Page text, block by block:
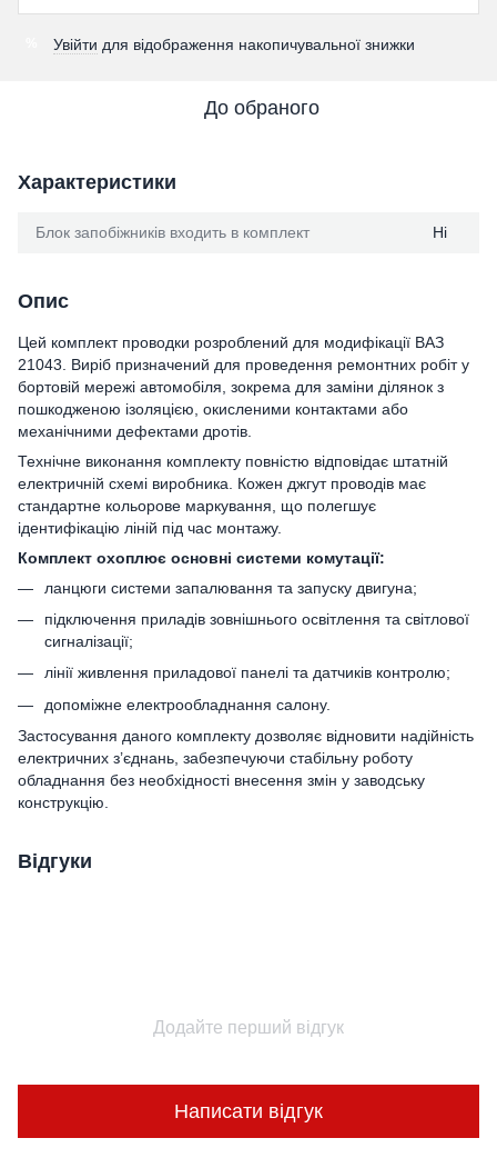
Увійти для відображення накопичувальної знижки
До обраного
Характеристики
Блок запобіжників входить в комплект Ні
Опис
Цей комплект проводки розроблений для модифікації ВАЗ
21043. Виріб призначений для проведення ремонтних робіт у
бортовій мережі автомобіля, зокрема для заміни ділянок з
пошкодженою ізоляцією, окисленими контактами або
механічними дефектами дротів.
Технічне виконання комплекту повністю відповідає штатній
електричній схемі виробника. Кожен джгут проводів має
стандартне кольорове маркування, що полегшує
ідентифікацію ліній під час монтажу.
Комплект охоплює основні системи комутації:
ланцюги системи запалювання та запуску двигуна;
підключення приладів зовнішнього освітлення та світлової
сигналізації;
лінії живлення приладової панелі та датчиків контролю;
допоміжне електрообладнання салону.
Застосування даного комплекту дозволяє відновити надійність
електричних з’єднань, забезпечуючи стабільну роботу
обладнання без необхідності внесення змін у заводську
конструкцію.
Відгуки
Додайте перший відгук
Написати відгук